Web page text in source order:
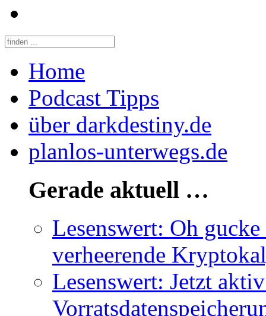
Home
Podcast Tipps
über darkdestiny.de
planlos-unterwegs.de
Gerade aktuell …
Lesenswert: Oh
verheerende
Lesenswert: Jetzt